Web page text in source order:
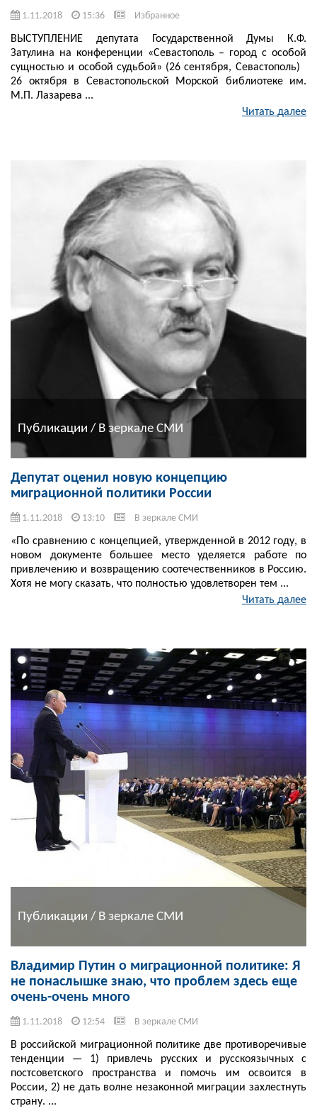
1.11.2018 15:36 Избранное
ВЫСТУПЛЕНИЕ депутата Государственной Думы К.Ф.
Затулина на конференции «Севастополь – город с особой
сущностью и особой судьбой» (26 сентября, Севастополь)
26 октября в Севастопольской Морской библиотеке им.
М.П. Лазарева ...
Читать далее
Публикации / В зеркале СМИ
Депутат оценил новую концепцию
миграционной политики России
1.11.2018 13:10 В зеркале СМИ
«По сравнению с концепцией, утвержденной в 2012 году, в
новом документе большее место уделяется работе по
привлечению и возвращению соотечественников в Россию.
Хотя не могу сказать, что полностью удовлетворен тем ...
Читать далее
Публикации / В зеркале СМИ
Владимир Путин о миграционной политике: Я
не понаслышке знаю, что проблем здесь еще
очень-очень много
1.11.2018 12:54 В зеркале СМИ
В российской миграционной политике две противоречивые
тенденции — 1) привлечь русских и русскоязычных с
постсоветского пространства и помочь им освоится в
России, 2) не дать волне незаконной миграции захлестнуть
страну. ...